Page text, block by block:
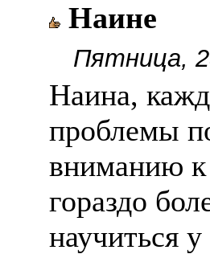
Наине
Пятница,
Наина,
проблемы
вниманию к
гораздо
научиться